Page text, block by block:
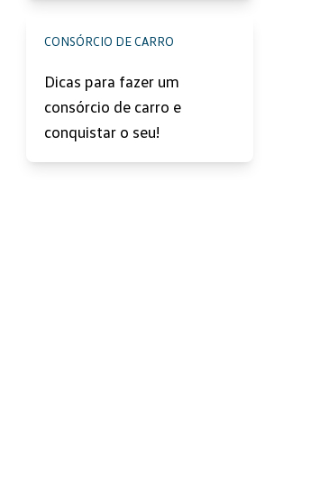
CONSÓRCIO DE CARRO
Dicas para fazer um
consórcio de carro e
conquistar o seu!